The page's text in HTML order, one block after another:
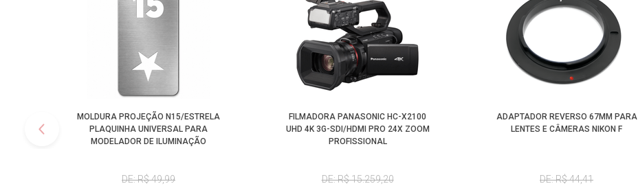
MOLDURA PROJEÇÃO N15/ESTRELA
PLAQUINHA UNIVERSAL PARA
MODELADOR DE ILUMINAÇÃO
DE: R$ 49,99
FILMADORA PANASONIC HC-X2100
UHD 4K 3G-SDI/HDMI PRO 24X ZOOM
PROFISSIONAL
DE: R$ 15.259,20
ADAPTADOR REVERSO 67MM PARA
LENTES E CÂMERAS NIKON F
DE: R$ 44,41